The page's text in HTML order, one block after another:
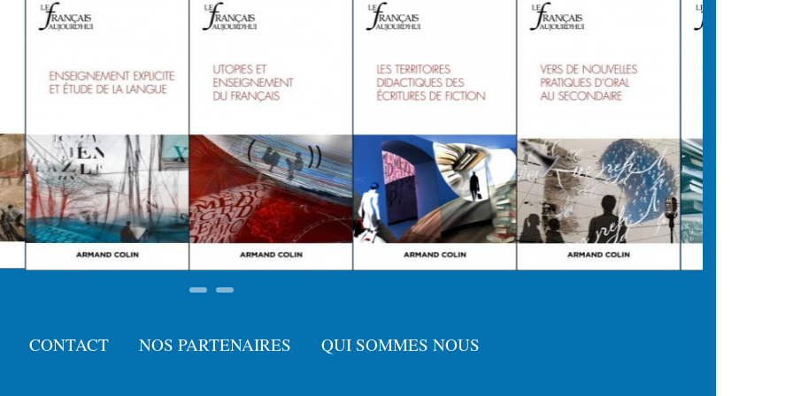
CONTACT NOS PARTENAIRES QUI SOMMES NOUS